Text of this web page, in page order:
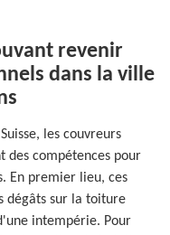
revenir
dans la ville
les couvreurs
des compétences pour
En premier lieu, ces
dégâts sur la toiture
intempérie. Pour